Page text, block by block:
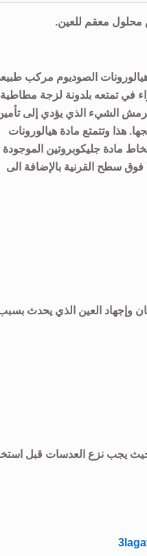
الصوديوم مركب
في تمتعه بلدونة لزجة
الشيء الذي يؤدي إلى
هذا وتتمتع مادة هيالورونات
مادة جليكوبروتين
سطح القرنية بالإضافة الى
وإجهاد العين الذي يحدث
يجب نزع العدسات قبل